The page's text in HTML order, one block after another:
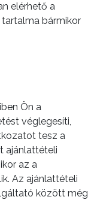
elérhető a
bármikor
Ön a
véglegesíti,
tesz a
ajánlattételi
az a
Az ajánlattételi
között még